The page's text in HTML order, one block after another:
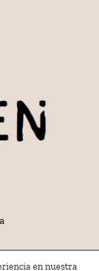
en nuestra